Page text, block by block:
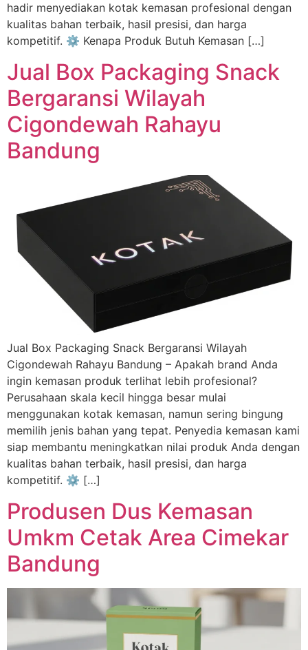
hadir menyediakan kotak kemasan profesional dengan
kualitas bahan terbaik, hasil presisi, dan harga
kompetitif. ⚙️ Kenapa Produk Butuh Kemasan […]
Jual Box Packaging Snack
Bergaransi Wilayah
Cigondewah Rahayu
Bandung
Jual Box Packaging Snack Bergaransi Wilayah
Cigondewah Rahayu Bandung – Apakah brand Anda
ingin kemasan produk terlihat lebih profesional?
Perusahaan skala kecil hingga besar mulai
menggunakan kotak kemasan, namun sering bingung
memilih jenis bahan yang tepat. Penyedia kemasan kami
siap membantu meningkatkan nilai produk Anda dengan
kualitas bahan terbaik, hasil presisi, dan harga
kompetitif. ⚙️ […]
Produsen Dus Kemasan
Umkm Cetak Area Cimekar
Bandung